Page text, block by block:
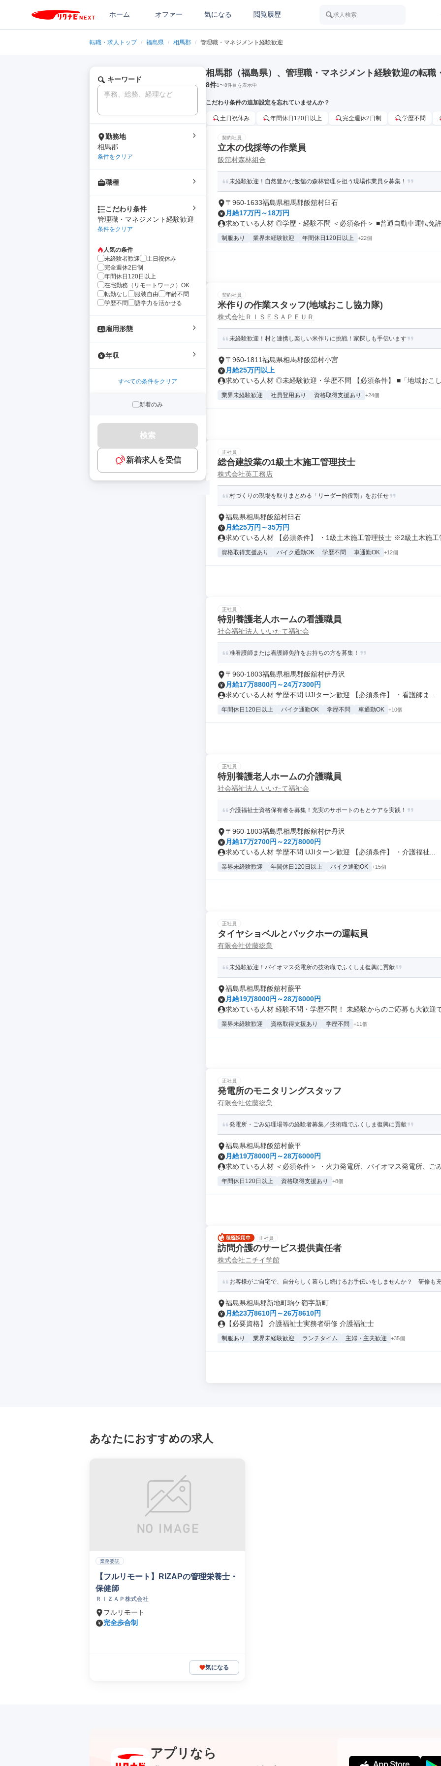
ホーム オファー 気になる 閲覧履歴 求人検索
転職・求人トップ / 福島県 / 相馬郡 / 管理職・マネジメント経験歓迎
キーワード
勤務地
相馬郡
条件をクリア
職種
こだわり条件
管理職・マネジメント経験歓迎
条件をクリア
人気の条件
未経験者歓迎
土日祝休み
完全週休2日制
年間休日120日以上
在宅勤務（リモートワーク）OK
転勤なし
服装自由
年齢不問
学歴不問
語学力を活かせる
雇用形態
年収
すべての条件をクリア
新着のみ
検索
新着求人を受信
相馬郡（福島県）、管理職・マネジメント経験歓迎の転職
8件1〜8件目を表示中
こだわり条件の追加設定を忘れていませんか？
土日祝休み 年間休日120日以上 完全週休2日制 学歴不問
契約社員
立木の伐採等の作業員
飯舘村森林組合
未経験歓迎！自然豊かな飯舘の森林管理を担う現場作業員を募集！
〒960-1633福島県相馬郡飯舘村臼石
月給17万円～18万円
求めている人材 ◎学歴・経験不問 ＜必須条件＞ ■普通自動車運転免
制服あり 業界未経験歓迎 年間休日120日以上 +22個
契約社員
米作りの作業スタッフ(地域おこし協力隊)
株式会社ＲＩＳＥＳＡＰＥＵＲ
未経験歓迎！村と連携し楽しい米作りに挑戦！家探しも手伝います
〒960-1811福島県相馬郡飯舘村小宮
月給25万円以上
求めている人材 ◎未経験歓迎・学歴不問 【必須条件】 ■「地域おこ
業界未経験歓迎 社員登用あり 資格取得支援あり +24個
正社員
総合建設業の1級土木施工管理技士
株式会社英工務店
村づくりの現場を取りまとめる「リーダー的役割」をお任せ
福島県相馬郡飯舘村臼石
月給25万円～35万円
求めている人材 【必須条件】 ・1級土木施工管理技士 ※2級土木施工
資格取得支援あり バイク通勤OK 学歴不問 車通勤OK +12個
正社員
特別養護老人ホームの看護職員
社会福祉法人 いいたて福祉会
准看護師または看護師免許をお持ちの方を募集！
〒960-1803福島県相馬郡飯舘村伊丹沢
月給17万8800円～24万7300円
求めている人材 学歴不問 UJIターン歓迎 【必須条件】 ・看護師ま...
年間休日120日以上 バイク通勤OK 学歴不問 車通勤OK +10個
正社員
特別養護老人ホームの介護職員
社会福祉法人 いいたて福祉会
介護福祉士資格保有者を募集！充実のサポートのもとケアを実践！
〒960-1803福島県相馬郡飯舘村伊丹沢
月給17万2700円～22万8000円
求めている人材 学歴不問 UJIターン歓迎 【必須条件】 ・介護福祉...
業界未経験歓迎 年間休日120日以上 バイク通勤OK +15個
正社員
タイヤショベルとバックホーの運転員
有限会社佐藤総業
未経験歓迎！バイオマス発電所の技術職でふくしま復興に貢献
福島県相馬郡飯舘村蕨平
月給19万8000円～28万6000円
求めている人材 経験不問・学歴不問！ 未経験からのご応募も大歓迎
業界未経験歓迎 資格取得支援あり 学歴不問 +11個
正社員
発電所のモニタリングスタッフ
有限会社佐藤総業
発電所・ごみ処理場等の経験者募集／技術職でふくしま復興に貢献
福島県相馬郡飯舘村蕨平
月給19万8000円～28万6000円
求めている人材 ＜必須条件＞ ・火力発電所、バイオマス発電所、ご
年間休日120日以上 資格取得支援あり +8個
正社員
訪問介護のサービス提供責任者
株式会社ニチイ学館
お客様がご自宅で、自分らしく暮らし続けるお手伝いをしませんか？ 研修も
福島県相馬郡新地町駒ケ嶺字新町
月給23万8610円～26万8610円
【必要資格】 介護福祉士実務者研修 介護福祉士
制服あり 業界未経験歓迎 ランチタイム 主婦・主夫歓迎 +35個
あなたにおすすめの求人
業務委託
【フルリモート】RIZAPの管理栄養士・
保健師
ＲＩＺＡＰ株式会社
フルリモート
完全歩合制
気になる
アプリなら